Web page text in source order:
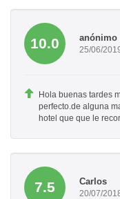
10.0 anónimo
25/06/
Hola buenas tardes
perfecto.de alguna
hotel que que le
7.5 Carlos
20/07/